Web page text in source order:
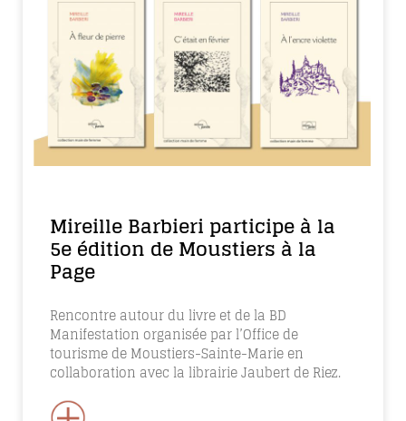
Mireille Barbieri participe à la
5e édition de Moustiers à la
Page
Rencontre autour du livre et de la BD
Manifestation organisée par l’Office de
tourisme de Moustiers-Sainte-Marie en
collaboration avec la librairie Jaubert de Riez.